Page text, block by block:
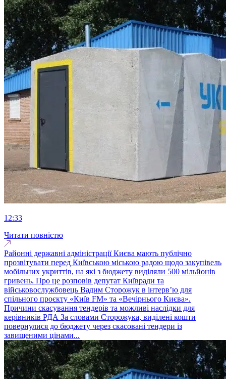
12:33
Читати повністю
Районні державні адміністрації Києва мають публічно
прозвітувати перед Київською міською радою щодо закупівель
мобільних укриттів, на які з бюджету виділяли 500 мільйонів
гривень. Про це розповів депутат Київради та
військовослужбовець Вадим Сторожук в інтерв’ю для
спільного проєкту «Київ FM» та «Вечірнього Києва».
Причини скасування тендерів та можливі наслідки для
керівників РДА За словами Сторожука, виділені кошти
повернулися до бюджету через скасовані тендери із
завищеними цінами...